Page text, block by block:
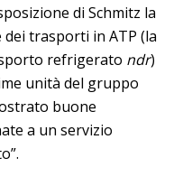
di Schmitz la
trasporti in ATP (la
refrigerato ndr)
unità del gruppo
buone
a un servizio